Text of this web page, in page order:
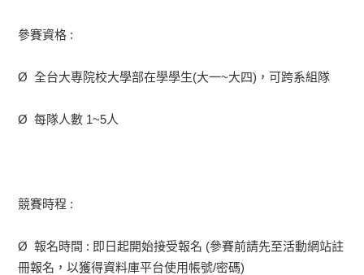
參賽資格 :
Ø 全台大專院校大學部在學學生(大一~大四)，可跨系組隊
Ø 每隊人數 1~5人
競賽時程 :
Ø 報名時間 : 即日起開始接受報名 (參賽前請先至活動網站註
冊報名，以獲得資料庫平台使用帳號/密碼)